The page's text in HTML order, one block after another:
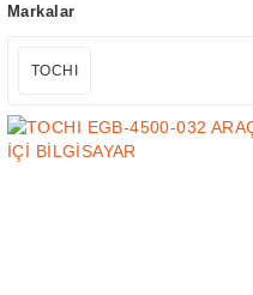
Markalar
TOCHI